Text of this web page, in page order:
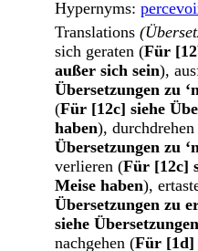
Hypernyms:
Translations
sich geraten (Für
außer sich sein),
Übersetzungen zu
(Für [12c] siehe
haben),
Übersetzungen zu
verlieren (Für [12c]
Meise haben),
Übersetzungen zu
siehe
nachgehen (Für [1d]